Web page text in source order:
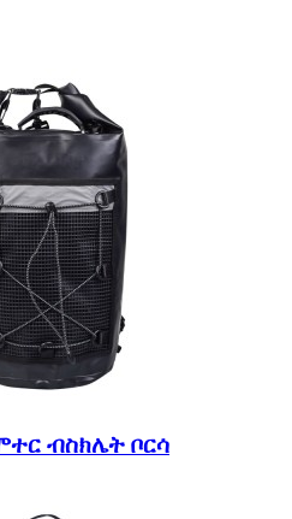
ብስክሌት ቦርሳ